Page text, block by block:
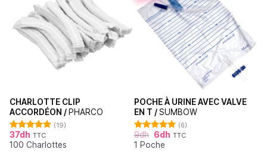
CHARLOTTE CLIP
ACCORDÉON / PHARCO
Note4.95
sur 5
(19)
37dh TTC
100 Charlottes
POCHE À URINE AVEC VALVE
EN T /SUMBOW
Note 5.00
sur 5
(6)
9dh 6dh TTC
1 Poche